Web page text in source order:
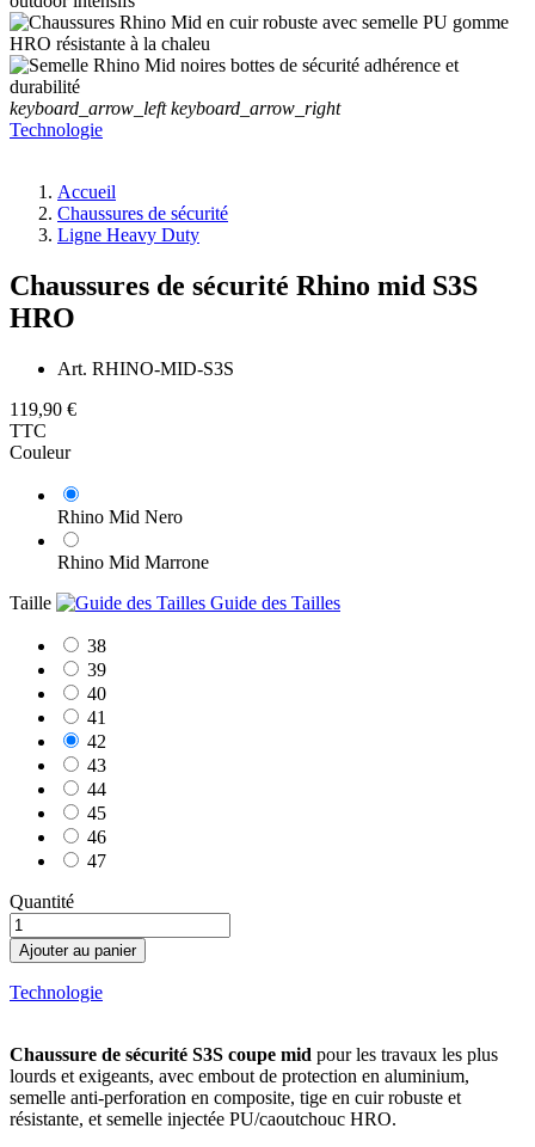
keyboard_arrow_left keyboard_arrow_right
Technologie
Accueil
Chaussures de sécurité
Ligne Heavy Duty
Chaussures de sécurité Rhino mid S3S
HRO
Art. RHINO-MID-S3S
119,90 €
TTC
Couleur
Rhino Mid Nero
Rhino Mid Marrone
Taille
Guide des Tailles
38
39
40
41
42
43
44
45
46
47
Quantité
Ajouter au panier
Technologie
Chaussure de sécurité S3S coupe mid pour les travaux les plus
lourds et exigeants, avec embout de protection en aluminium,
semelle anti-perforation en composite, tige en cuir robuste et
résistante, et semelle injectée PU/caoutchouc HRO.